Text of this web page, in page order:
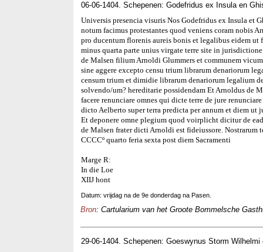
06-06-1404. Schepenen: Godefridus ex Insula en
Universis presencia visuris Nos Godefridus ex Insula et
notum facimus protestantes quod veniens coram nobis
pro ducentum florenis aureis bonis et legalibus eidem
minus quarta parte unius virgate terre site in
de Malsen filium Arnoldi Glummers et communem
sine aggere excepto censu trium librarum denariorum
censum trium et dimidie librarum denariorum legalium
solvendo/um? hereditarie possidendam Et Arnoldus de
facere renunciare omnes qui dicte terre de jure
dicto Aelberto super terra predicta per annum et diem ut
Et deponere omne plegium quod voirplicht dicitur de
de Malsen frater dicti Arnoldi est fideiussore.
CCCCº quarto feria sexta post diem Sacramenti
Marge R:
In die Loe
XIIJ hont
Datum: vrijdag na de 9e donderdag na Pasen.
Bron: Cartularium van het Groote Bommelsche
29-06-1404. Schepenen: Goeswynus Storm